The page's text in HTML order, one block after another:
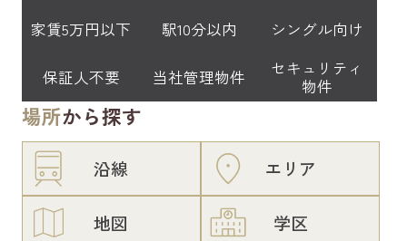
家賃5万円以下 駅10分以内 シングル向け
保証人不要 当社管理物件
セキュリティ
物件
場所から探す
沿線 エリア
地図 学区